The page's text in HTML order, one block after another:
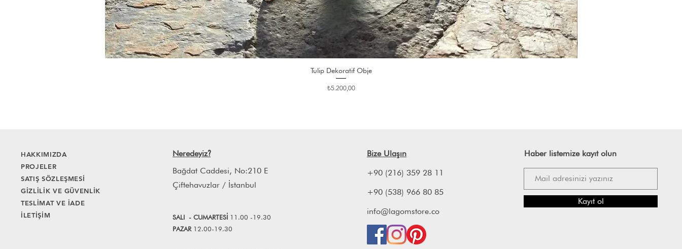
Tulip Dekoratif Obje
Fiyat
₺5.200,00
HAKKIMIZDA
PROJELER
SATIŞ SÖZLEŞMESİ
GİZLİLİK VE GÜVENLİK
TESLİMAT VE İADE
İLETİŞİM
Neredeyiz?
Bağdat Caddesi, No:210 E
Çiftehavuzlar / İstanbul
SALI - CUMARTESİ 11.00 -19.30
PAZAR 12.00-19.30
Bize Ulaşın
+90 (216) 359 28 11
+90 (538) 966 80 85
info@lagomstore.co
Haber listemize kayıt olun
Kayıt ol